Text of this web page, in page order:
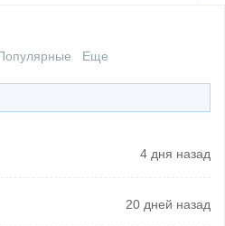
Еще
4 дня назад
20 дней назад